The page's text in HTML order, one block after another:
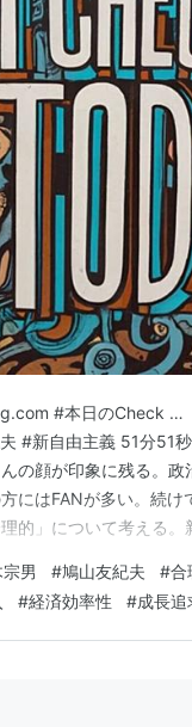
#本日のCheck …
#新自由主義 51分51
の顔が印象に残る。
にはFANが多い。続
的」について考える
生産性」は重要な概念
男 #鳩山友紀夫 #合
#経済効率性 #成長追